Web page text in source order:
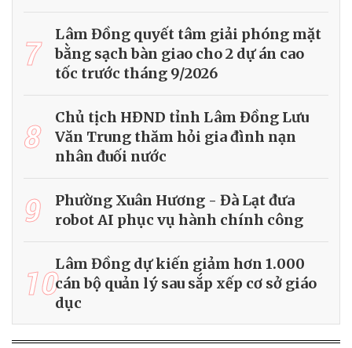
7
Lâm Đồng quyết tâm giải phóng mặt
bằng sạch bàn giao cho 2 dự án cao
tốc trước tháng 9/2026
8
Chủ tịch HĐND tỉnh Lâm Đồng Lưu
Văn Trung thăm hỏi gia đình nạn
nhân đuối nước
9
Phường Xuân Hương - Đà Lạt đưa
robot AI phục vụ hành chính công
10Lâm Đồng dự kiến giảm hơn 1.000
cán bộ quản lý sau sắp xếp cơ sở giáo
dục